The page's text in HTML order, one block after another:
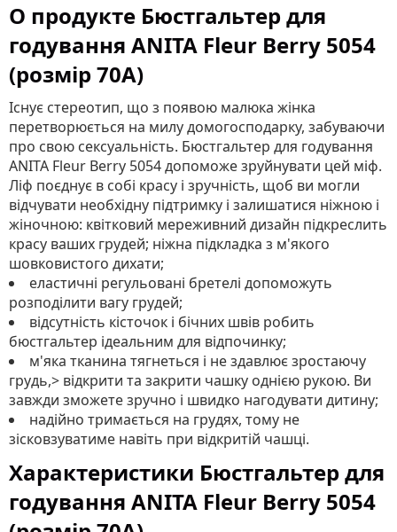
О продукте Бюстгальтер для
годування ANITA Fleur Berry 5054
(розмір 70A)
Існує стереотип, що з появою малюка жінка
перетворюється на милу домогосподарку, забуваючи
про свою сексуальність. Бюстгальтер для годування
ANITA Fleur Berry 5054 допоможе зруйнувати цей міф.
Ліф поєднує в собі красу і зручність, щоб ви могли
відчувати необхідну підтримку і залишатися ніжною і
жіночною: квітковий мереживний дизайн підкреслить
красу ваших грудей; ніжна підкладка з м'якого
шовковистого дихати;
еластичні регульовані бретелі допоможуть
розподілити вагу грудей;
відсутність кісточок і бічних швів робить
бюстгальтер ідеальним для відпочинку;
м'яка тканина тягнеться і не здавлює зростаючу
грудь,> відкрити та закрити чашку однією рукою. Ви
завжди зможете зручно і швидко нагодувати дитину;
надійно тримається на грудях, тому не
зісковзуватиме навіть при відкритій чашці.
Характеристики Бюстгальтер для
годування ANITA Fleur Berry 5054